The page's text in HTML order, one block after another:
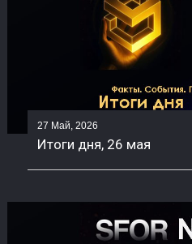
27 Май, 2026
Итоги дня, 26 мая